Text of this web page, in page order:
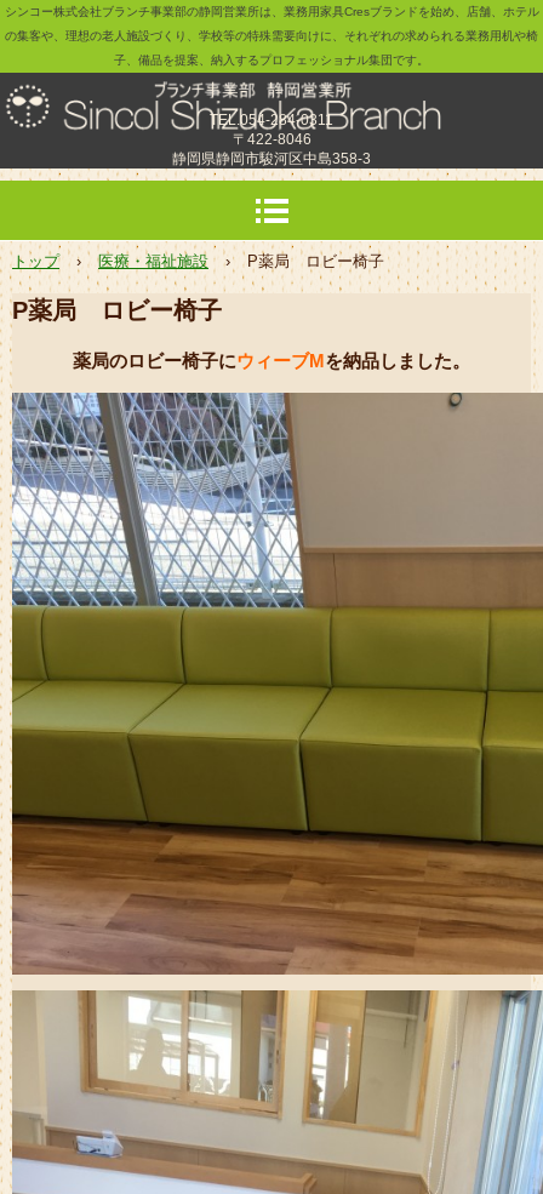
シンコー株式会社ブランチ事業部の静岡営業所は、業務用家具Cresブランドを始め、店舗、ホテル
の集客や、理想の老人施設づくり、学校等の特殊需要向けに、それぞれの求められる業務用机や椅
子、備品を提案、納入するプロフェッショナル集団です。
TEL.054-284-0311
〒422-8046
静岡県静岡市駿河区中島358-3
トップ › 医療・福祉施設 › P薬局 ロビー椅子
P薬局 ロビー椅子
薬局のロビー椅子にウィーブMを納品しました。